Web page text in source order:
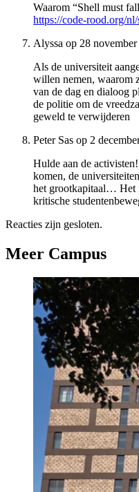
Waarom “Shell must
https://code-rood.org/
Alyssa op 28
Als de universiteit
willen nemen, waarom
van de dag en dialoog
de politie om de
geweld te verwijderen
Peter Sas op 2
Hulde aan de
komen, de
het grootkapitaal… Het
kritische
Reacties zijn gesloten.
Meer Campus